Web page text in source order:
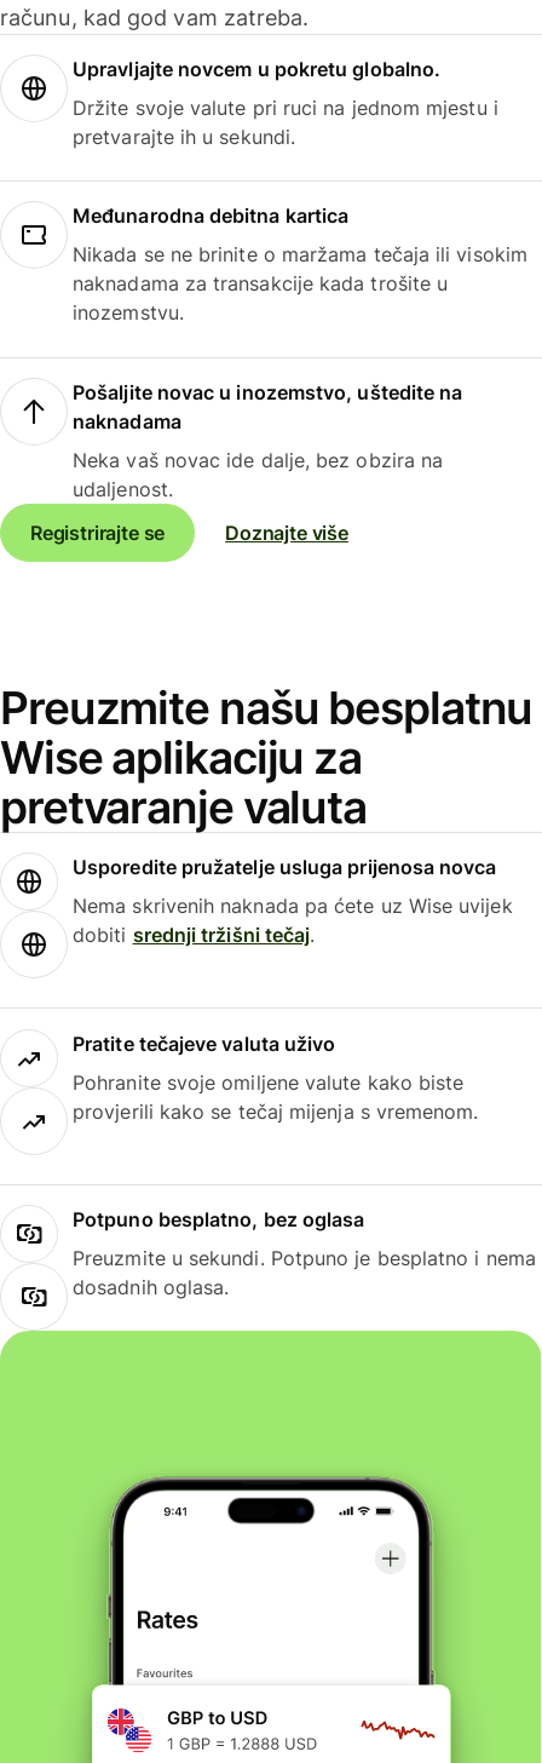
računu, kad god vam zatreba.
Upravljajte novcem u pokretu globalno.
Držite svoje valute pri ruci na jednom mjestu i
pretvarajte ih u sekundi.
Međunarodna debitna kartica
Nikada se ne brinite o maržama tečaja ili visokim
naknadama za transakcije kada trošite u
inozemstvu.
Pošaljite novac u inozemstvo, uštedite na
naknadama
Neka vaš novac ide dalje, bez obzira na
udaljenost.
Registrirajte se
Doznajte više
Preuzmite našu besplatnu
Wise aplikaciju za
pretvaranje valuta
Usporedite pružatelje usluga prijenosa novca
Nema skrivenih naknada pa ćete uz Wise uvijek
dobiti srednji tržišni tečaj.
Pratite tečajeve valuta uživo
Pohranite svoje omiljene valute kako biste
provjerili kako se tečaj mijenja s vremenom.
Potpuno besplatno, bez oglasa
Preuzmite u sekundi. Potpuno je besplatno i nema
dosadnih oglasa.